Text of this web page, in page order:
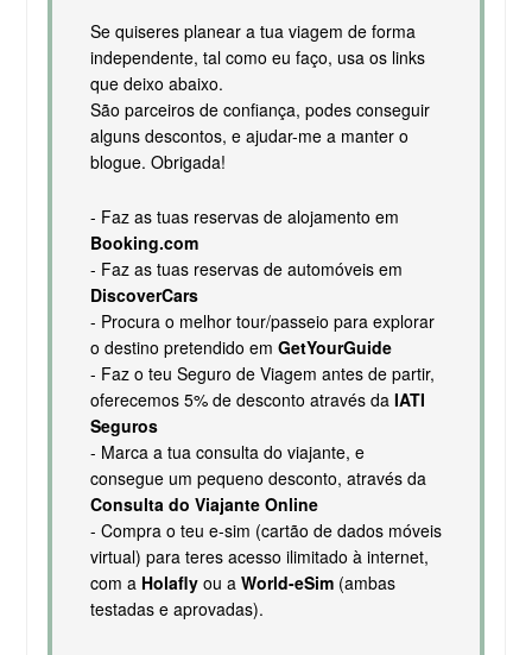
Se quiseres planear a tua viagem de forma
independente, tal como eu faço, usa os links
que deixo abaixo.
São parceiros de confiança, podes conseguir
alguns descontos, e ajudar-me a manter o
blogue. Obrigada!
- Faz as tuas reservas de alojamento em
Booking.com
- Faz as tuas reservas de automóveis em
DiscoverCars
- Procura o melhor tour/passeio para explorar
o destino pretendido em GetYourGuide
- Faz o teu Seguro de Viagem antes de partir,
oferecemos 5% de desconto através da IATI
Seguros
- Marca a tua consulta do viajante, e
consegue um pequeno desconto, através da
Consulta do Viajante Online
- Compra o teu e-sim (cartão de dados móveis
virtual) para teres acesso ilimitado à internet,
com a Holaflyou a World-eSim(ambas
testadas e aprovadas).